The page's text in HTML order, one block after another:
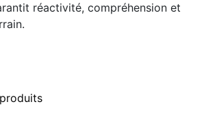
réactivité, compréhension et